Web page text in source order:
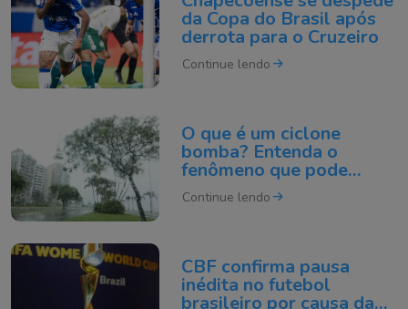
da Copa do Brasil após
derrota para o Cruzeiro
Continue lendo
O que é um ciclone
bomba? Entenda o
fenômeno que pode
atingir o Sul do Brasil
Continue lendo
CBF confirma pausa
inédita no futebol
brasileiro por causa da